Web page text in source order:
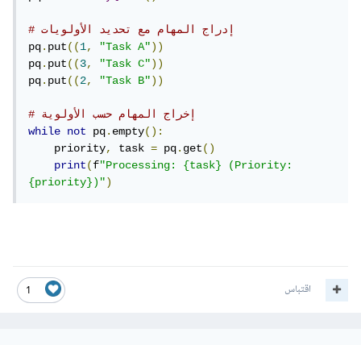
# إدراج المهام مع تحديد الأولويات
pq.put((1, "Task A"))
pq.put((3, "Task C"))
pq.put((2, "Task B"))
# إخراج المهام حسب الأولوية
while
not pq.empty():
    priority
, task = pq.get()
print(f"Processing: {task} (Priority:
{priority})")
1 اقتباس